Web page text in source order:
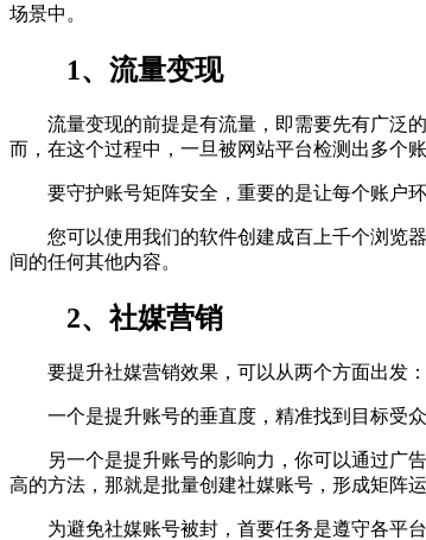
场景中。
1、流量变现
流量变现的前提是有流量，即需要先有广泛的
而，在这个过程中，一旦被网站平台检测出多个
要守护账号矩阵安全，重要的是让每个账户环
您可以使用我们的软件创建成百上千个浏览器
间的任何其他内容。
2、社媒营销
要提升社媒营销效果，可以从两个方面出发：
一个是提升账号的垂直度，精准找到目标受众
另一个是提升账号的影响力，你可以通过广告
高的方法，那就是批量创建社媒账号，形成矩阵
为避免社媒账号被封，首要任务是遵守各平台